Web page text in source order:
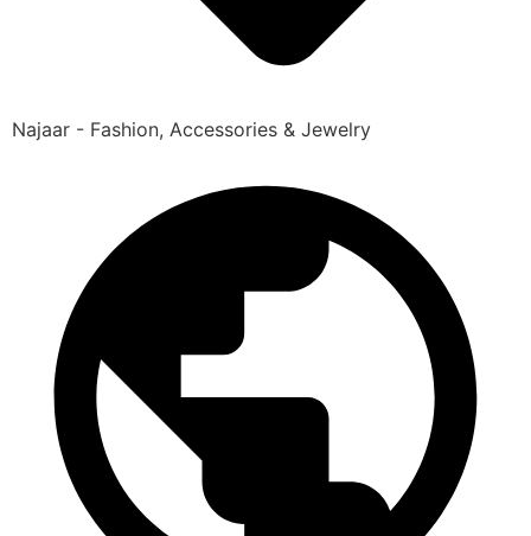
Najaar - Fashion, Accessories & Jewelry